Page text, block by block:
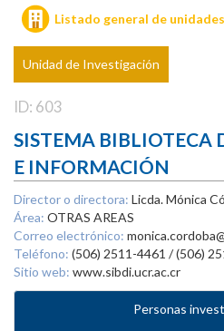
Listado general de
Unidad de Investigación
ID: 603
SISTEMA BIBLIOTECA
E INFORMACIÓN
Director o directora: Licda. Mónica
Área: OTRAS AREAS
Correo electrónico:
Teléfono: (506) 2511-4461 / (506)
Sitio web: www.sibdi.ucr.ac.cr
Personas